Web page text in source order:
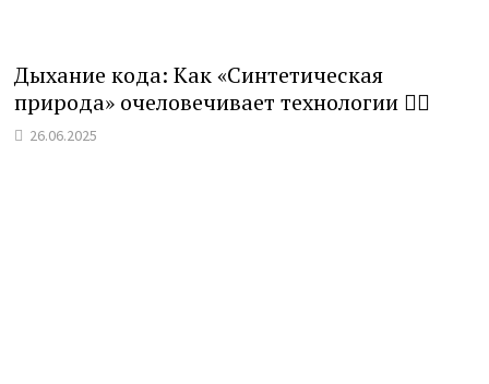
Дыхание кода: Как «Синтетическая
природа» очеловечивает технологии 🧘‍♀️
26.06.2025